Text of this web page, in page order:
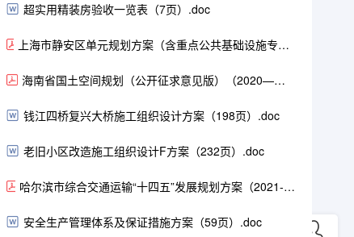
超实用精装房验收一览表（7页）.doc
上海市静安区单元规划方案（含重点公共基础设施专项
海南省国土空间规划（公开征求意见版）（2020—
钱江四桥复兴大桥施工组织设计方案（198页）.doc
老旧小区改造施工组织设计F方案（232页）.doc
哈尔滨市综合交通运输“十四五”发展规划方案（2021-
安全生产管理体系及保证措施方案（59页）.doc